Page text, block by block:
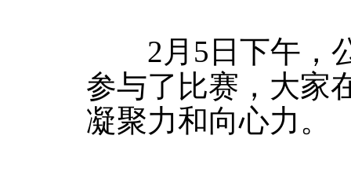
2月5日下午，公
参与了比赛，大家
凝聚力和向心力。